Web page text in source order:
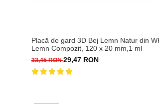
Placă de gard 3D Bej Lemn Natur din
Lemn Compozit, 120 x 20 mm,1 ml
33,45 RON29,47 RON